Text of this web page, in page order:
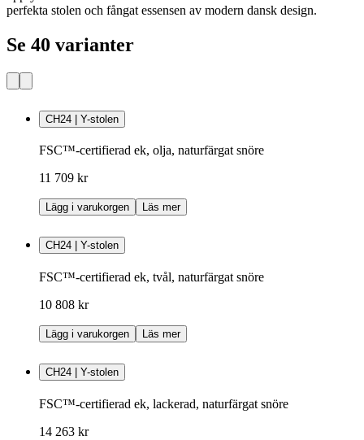
perfekta stolen och fångat essensen av modern dansk design.
Se 40 varianter
CH24 | Y-stolen
FSC™-certifierad ek, olja, naturfärgat snöre
11 709 kr
Lägg i varukorgen Läs mer
CH24 | Y-stolen
FSC™-certifierad ek, tvål, naturfärgat snöre
10 808 kr
Lägg i varukorgen Läs mer
CH24 | Y-stolen
FSC™-certifierad ek, lackerad, naturfärgat snöre
14 263 kr